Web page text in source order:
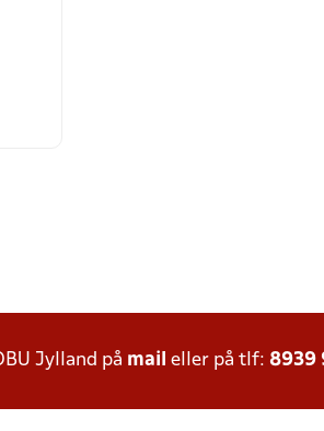
Jylland på mail eller på tlf: 8939